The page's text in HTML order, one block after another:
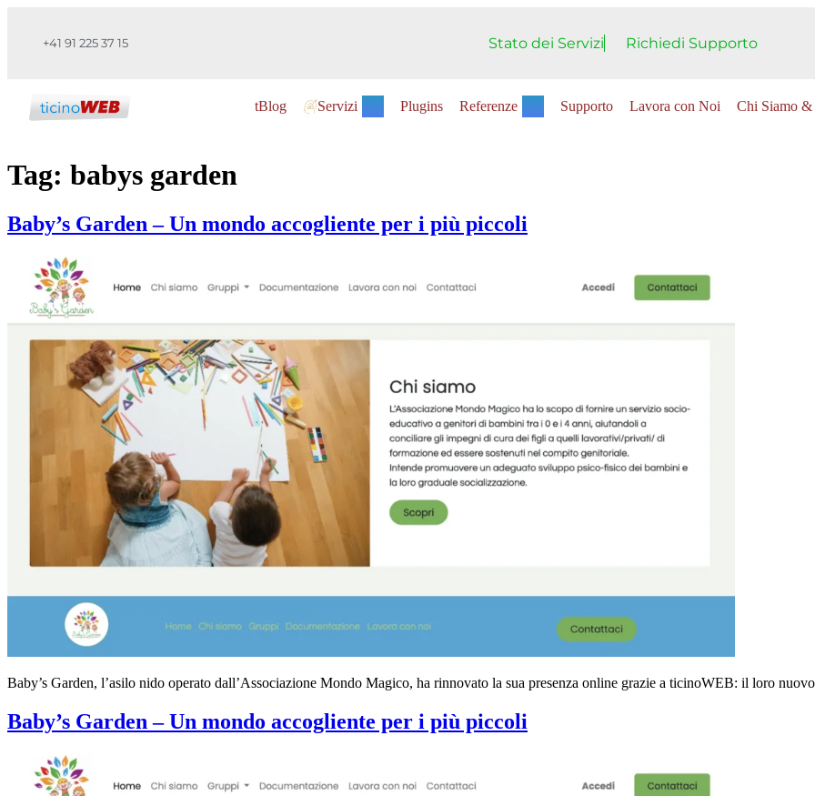
+41 91 225 37 15 Stato dei Servizi Richiedi Supporto
tBlog Servizi Plugins Referenze Supporto Lavora con Noi Chi Siamo &
Tag: babys garden
Baby’s Garden – Un mondo accogliente per i più piccoli
Baby’s Garden, l’asilo nido operato dall’Associazione Mondo Magico, ha rinnovato la sua presenza online grazie a ticinoWEB: il loro
Baby’s Garden – Un mondo accogliente per i più piccoli